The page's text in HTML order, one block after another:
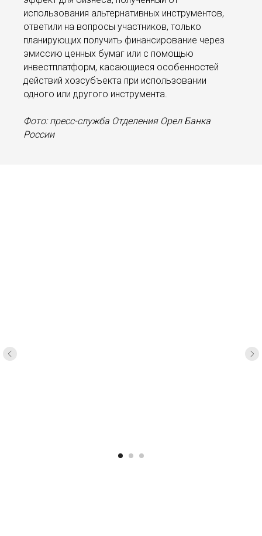
использования альтернативных инструментов,
ответили на вопросы участников, только
планирующих получить финансирование через
эмиссию ценных бумаг или с помощью
инвестплатформ, касающиеся особенностей
действий хозсубъекта при использовании
одного или другого инструмента.
Фото: пресс-служба Отделения Орел Банка
России